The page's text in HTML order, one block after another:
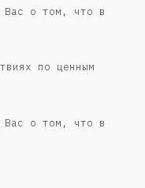
Вас о том, что в
по ценным
Вас о том, что в